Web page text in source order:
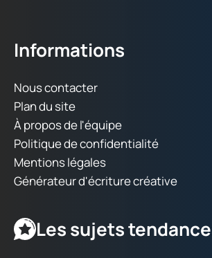
Informations
Nous contacter
Plan du site
À propos de l'équipe
Politique de confidentialité
Mentions légales
Générateur d'écriture créative
Les sujets